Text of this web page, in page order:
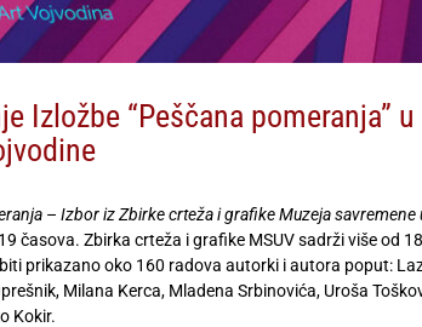
Izložbe “Peščana pomeranja”
– Izbor iz Zbirke crteža i grafike Muzeja
časova. Zbirka crteža i grafike MSUV sadrži više od
prikazano oko 160 radova autorki i autora poput:
Milana Kerca, Mladena Srbinovića, Uroša
Kokir.